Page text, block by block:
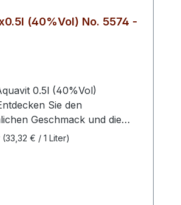
(40%Vol) No. 5574 -
0.5l (40%Vol)
Sie den
Geschmack und die
Ostens mit unserem
(33,32 € / 1 Liter)